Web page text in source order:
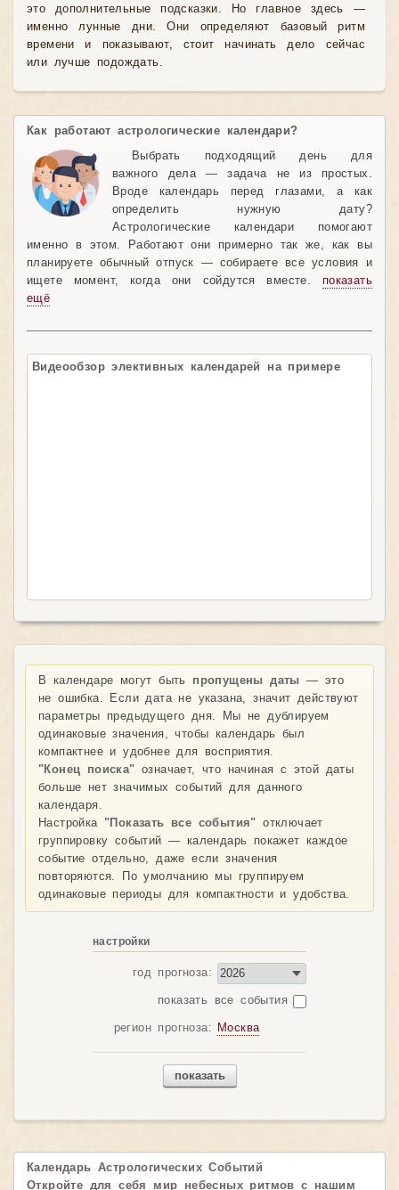
это дополнительные подсказки. Но главное здесь —
именно лунные дни. Они определяют базовый ритм
времени и показывают, стоит начинать дело сейчас
или лучше подождать.
Как работают астрологические календари?
Выбрать подходящий день для
важного дела — задача не из простых.
Вроде календарь перед глазами, а как
определить нужную дату?
Астрологические календари помогают
именно в этом. Работают они примерно так же, как вы
планируете обычный отпуск — собираете все условия и
ищете момент, когда они сойдутся вместе. показать
ещё
Видеообзор элективных календарей на примере
В календаре могут быть пропущены даты — это
не ошибка. Если дата не указана, значит действуют
параметры предыдущего дня. Мы не дублируем
одинаковые значения, чтобы календарь был
компактнее и удобнее для восприятия.
"Конец поиска" означает, что начиная с этой даты
больше нет значимых событий для данного
календаря.
Настройка "Показать все события" отключает
группировку событий — календарь покажет каждое
событие отдельно, даже если значения
повторяются. По умолчанию мы группируем
одинаковые периоды для компактности и удобства.
настройки
год прогноза:
показать все события
регион прогноза: Москва
показать
Календарь Астрологических Событий
Откройте для себя мир небесных ритмов с нашим